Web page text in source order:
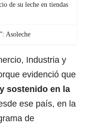
de su leche en tiendas
Asoleche
Industria y
evidenció que
sostenido en la
ese país, en la
de